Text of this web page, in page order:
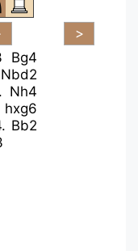
Bg4
Nbd2
Nh4
hxg6
Bb2